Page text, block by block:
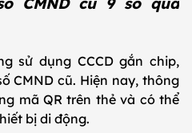
sử dụng CCCD gắn chip,
CMND cũ. Hiện nay, thông
mã QR trên thẻ và có thể
bị di động.